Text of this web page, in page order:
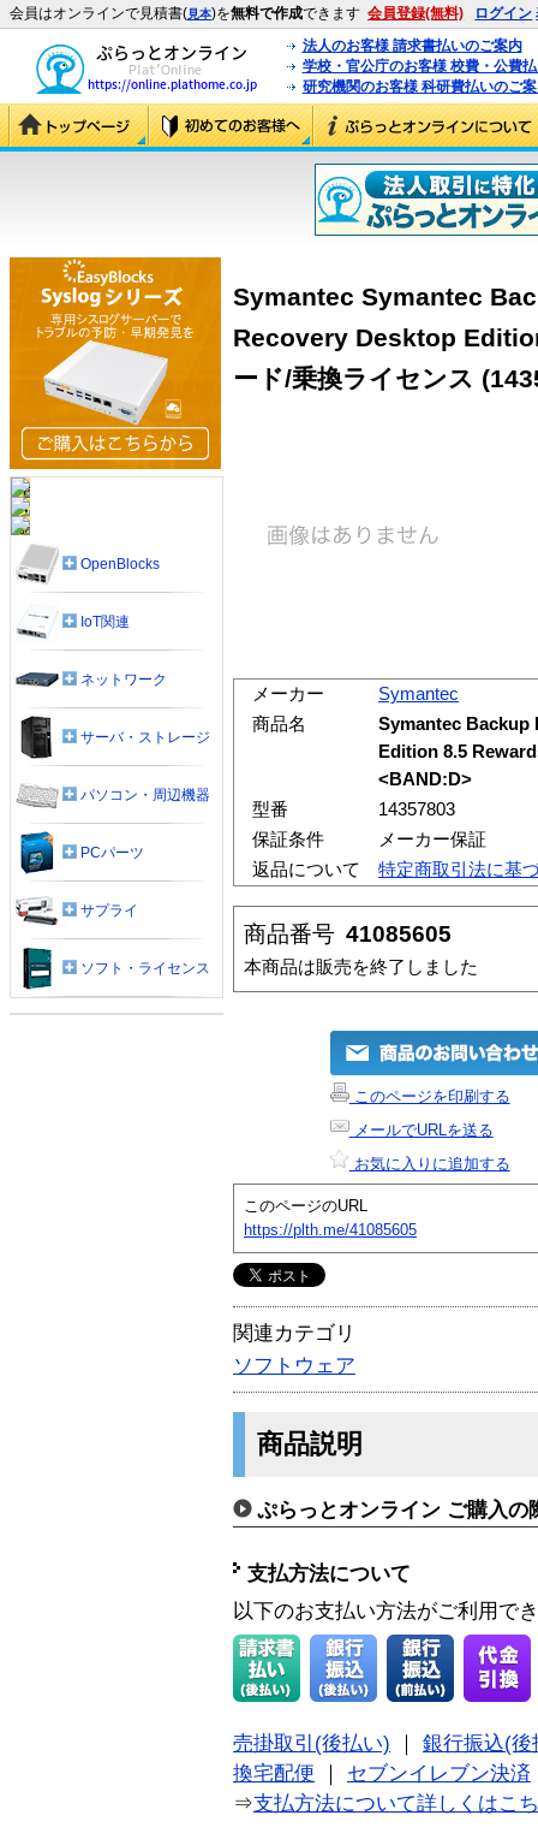
会員はオンラインで見積書(見本)を無料で作成できます 会員登録(無料) ログイン
法人のお客様 請求書払いのご案内
学校・官公庁のお客様 校費・公費
研究機関のお客様 科研費払いのご
Symantec Symantec
Recovery Desktop
ード/乗換ライセンス
メーカー
Symantec
商品名
Symantec Backup
Edition 8.5
<BAND:D>
型番
14357803
保証条件
メーカー保証
返品について
特定商取引法に基
商品番号 41085605
本商品は販売を終了しました
このページを印刷する
メールでURLを送る
お気に入りに追加する
このページのURL
https://plth.me/41085605
関連カテゴリ
ソフトウェア
商品説明
ぷらっとオンライン ご購入の
支払方法について
以下のお支払い方法がご利用で
売掛取引(後払い)
銀行振込(後
換宅配便
セブンイレブン決済
⇒支払方法について詳しくはこ
OpenBlocks
IoT関連
ネットワーク
サーバ・ストレージ
パソコン・周辺機器
PCパーツ
サプライ
ソフト・ライセンス